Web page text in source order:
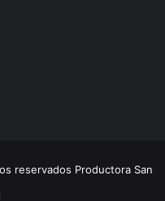
reservados Productora San